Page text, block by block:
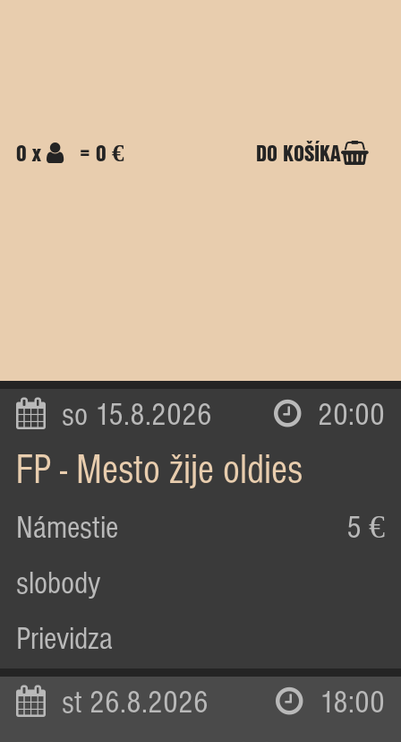
0 x = 0 € DO KOŠÍKA
so 15.8.2026 20:00
FP - Mesto žije oldies
Námestie
slobody
Prievidza
5 €
st 26.8.2026 18:00